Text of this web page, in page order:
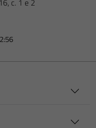
c. 1 e 2